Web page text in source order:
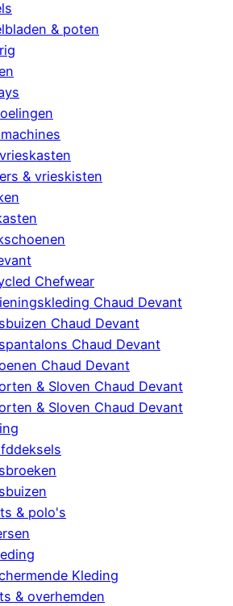
& poten
& vrieskisten
Chefwear
Chaud Devant
Chaud Devant
Chaud Devant
Chaud Devant
& Sloven Chaud Devant
& Sloven Chaud Devant
& polo's
Kleding
& overhemden